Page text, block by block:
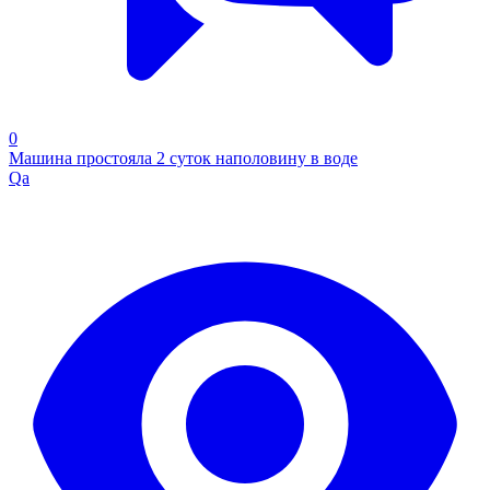
0
Машина простояла 2 суток наполовину в воде
Qa